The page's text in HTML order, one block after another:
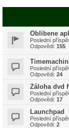
Oblibene
Poslední
Odpovědi: 155
Poslední
Odpovědi: 24
Záloha dvd
Poslední
Odpovědi: 17
Launchpad
Poslední
Odpovědi: 2